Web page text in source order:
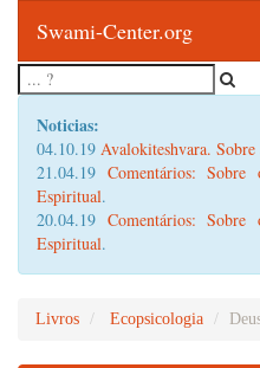
Swami-Center.org
Noticias:
04.10.19 Avalokiteshvara.
21.04.19 Comentários:
Espiritual.
20.04.19 Comentários:
Espiritual.
Livros Ecopsicologia